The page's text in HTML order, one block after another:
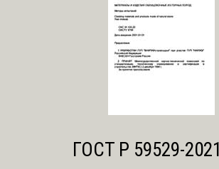
ГОСТ Р 59529-2021